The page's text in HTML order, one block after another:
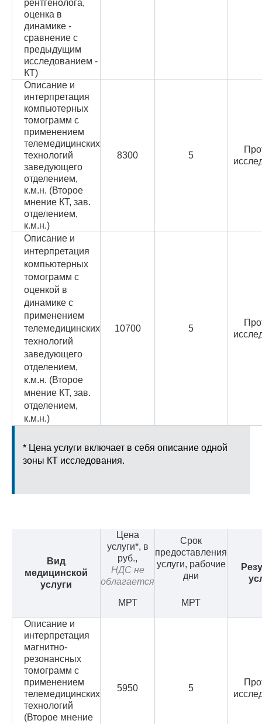
рентгенолога,
оценка в
динамике -
сравнение с
предыдущим
исследованием -
КТ)
Описание и
интерпретация
компьютерных
томограмм с
применением
телемедицинских
технологий
заведующего
отделением,
к.м.н. (Второе
мнение КТ, зав.
отделением,
к.м.н.)
8300 5
Описание и
интерпретация
компьютерных
томограмм с
оценкой в
динамике с
применением
телемедицинских
технологий
заведующего
отделением,
к.м.н. (Второе
мнение КТ, зав.
отделением,
к.м.н.)
10700 5
* Цена услуги включает в себя описание одной
зоны КТ исследования.
Вид
медицинской
услуги
Цена
услуги*, в
руб.,
НДС не
облагается
Срок
предоставления
услуги, рабочие
дни
МРТ МРТ
Описание и
интерпретация
магнитно-
резонансных
томограмм с
применением
телемедицинских
технологий
(Второе мнение
5950 5